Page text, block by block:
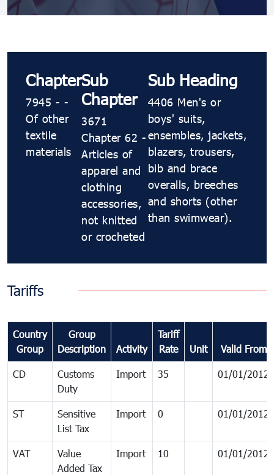
Chapter
7945 - -
Of other
textile
materials
Sub
Chapter
3671
Chapter 62 -
Articles of
apparel and
clothing
accessories,
not knitted
or crocheted
Sub Heading
4406 Men's or
boys' suits,
ensembles, jackets,
blazers, trousers,
bib and brace
overalls, breeches
and shorts (other
than swimwear).
Tariffs
Country
Group
Group
Description
Activity
Tariff
Rate
Unit Valid From
CD
Customs
Duty
Import 35 01/01/2012
ST
Sensitive
List Tax
Import 0 01/01/2012
VAT
Value
Added Tax
Import 10 01/01/2012